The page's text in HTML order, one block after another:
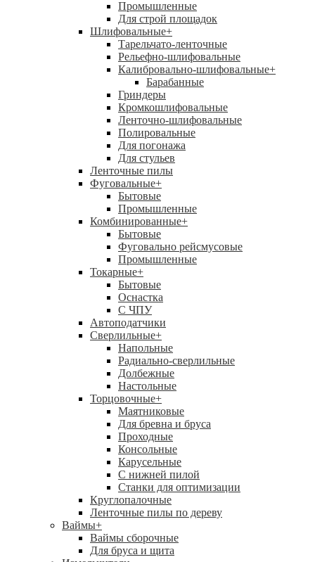
Промышленные
Для строй площадок
Шлифовальные+
Тарельчато-ленточные
Рельефно-шлифовальные
Калибровально-шлифовальные+
Барабанные
Гриндеры
Кромкошлифовальные
Ленточно-шлифовальные
Полировальные
Для погонажа
Для стульев
Ленточные пилы
Фуговальные+
Бытовые
Промышленные
Комбинированные+
Бытовые
Фуговально рейсмусовые
Промышленные
Токарные+
Бытовые
Оснастка
С ЧПУ
Автоподатчики
Сверлильные+
Напольные
Радиально-сверлильные
Долбежные
Настольные
Торцовочные+
Маятниковые
Для бревна и бруса
Проходные
Консольные
Карусельные
С нижней пилой
Станки для оптимизации
Круглопалочные
Ленточные пилы по дереву
Ваймы+
Ваймы сборочные
Для бруса и щита